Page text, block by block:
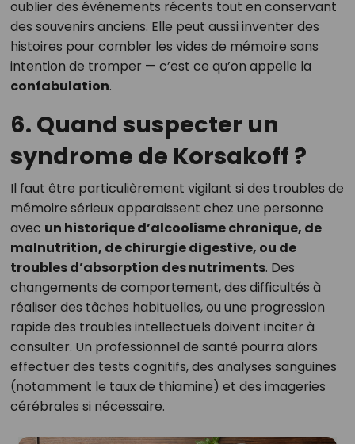
oublier des événements récents tout en conservant
des souvenirs anciens. Elle peut aussi inventer des
histoires pour combler les vides de mémoire sans
intention de tromper — c’est ce qu’on appelle la
confabulation.
6. Quand suspecter un
syndrome de Korsakoff ?
Il faut être particulièrement vigilant si des troubles de
mémoire sérieux apparaissent chez une personne
avec un historique d’alcoolisme chronique, de
malnutrition, de chirurgie digestive, ou de
troubles d’absorption des nutriments. Des
changements de comportement, des difficultés à
réaliser des tâches habituelles, ou une progression
rapide des troubles intellectuels doivent inciter à
consulter. Un professionnel de santé pourra alors
effectuer des tests cognitifs, des analyses sanguines
(notamment le taux de thiamine) et des imageries
cérébrales si nécessaire.